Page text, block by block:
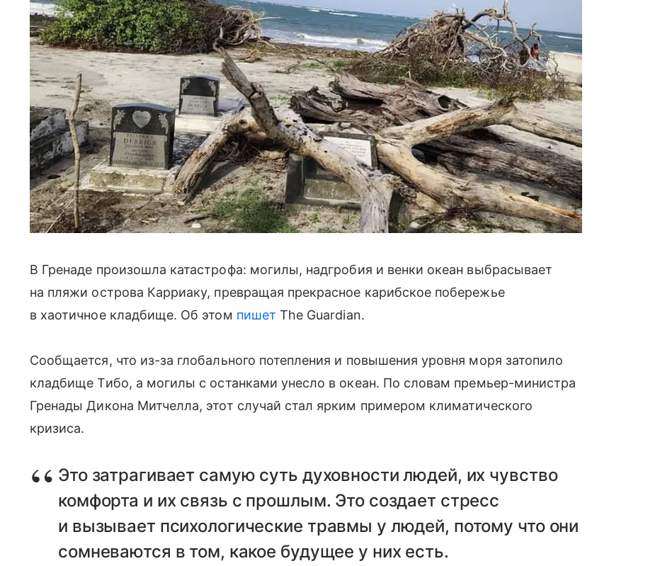
В Гренаде произошла катастрофа: могилы, надгробия и венки океан выбрасывает
на пляжи острова Карриаку, превращая прекрасное карибское побережье
в хаотичное кладбище. Об этом пишет The Guardian.
Сообщается, что из-за глобального потепления и повышения уровня моря затопило
кладбище Тибо, а могилы с останками унесло в океан. По словам премьер-министра
Гренады Дикона Митчелла, этот случай стал ярким примером климатического
кризиса.
Это затрагивает самую суть духовности людей, их чувство
комфорта и их связь с прошлым. Это создает стресс
и вызывает психологические травмы у людей, потому что они
сомневаются в том, какое будущее у них есть.